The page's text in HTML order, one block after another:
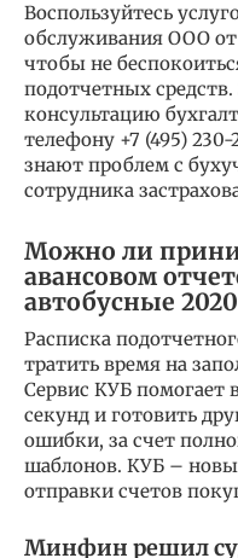
Воспользуйтесь
обслуживания ООО
чтобы не
подотчетных
консультацию
телефону +7 (495)
знают проблем с
сотрудника
Можно ли
авансовом
автобусные 2020
Расписка
тратить время на
Сервис КУБ помогает
секунд и готовить
ошибки, за счет
шаблонов. КУБ –
отправки счетов
Минфин решил